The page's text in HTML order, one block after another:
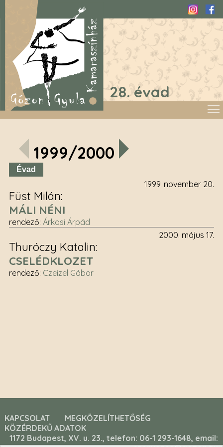
28. évad
1999/2000
Évad
1999. november 20.
Füst Milán
MÁLI NÉNI
rendező: Árkosi Árpád
2000. május 17.
Thuróczy Katalin
CSELÉDKLOZET
rendező: Czeizel Gábor
KAPCSOLAT
MEGKÖZELÍTHETŐSÉG
KÖZÉRDEKŰ ADATOK
1172 Budapest, XV. u. 23., telefon: 06-1 293-1648, email: